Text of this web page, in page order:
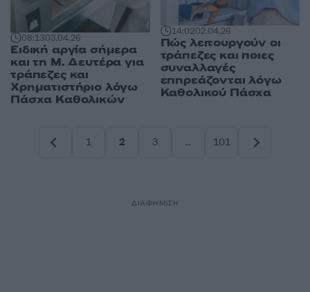
08:1303.04.26
Ειδική αργία σήμερα
και τη Μ. Δευτέρα για
τράπεζες και
Χρηματιστήριο λόγω
Πάσχα Καθολικών
14:0202.04.26
Πώς λειτουργούν οι
τράπεζες και ποιες
συναλλαγές
επηρεάζονται λόγω
Καθολικού Πάσχα
1
2
3
…
101
ΔΙΑΦΗΜΙΣΗ